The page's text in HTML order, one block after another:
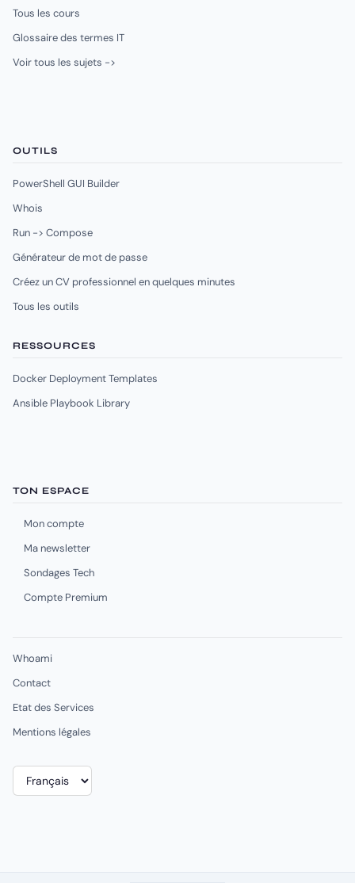
Tous les cours
Glossaire des termes IT
Voir tous les sujets ->
OUTILS
PowerShell GUI Builder
Whois
Run -> Compose
Générateur de mot de passe
Créez un CV professionnel en quelques minutes
Tous les outils
RESSOURCES
Docker Deployment Templates
Ansible Playbook Library
TON ESPACE
Mon compte
Ma newsletter
Sondages Tech
Compte Premium
Whoami
Contact
Etat des Services
Mentions légales
Choisir
une